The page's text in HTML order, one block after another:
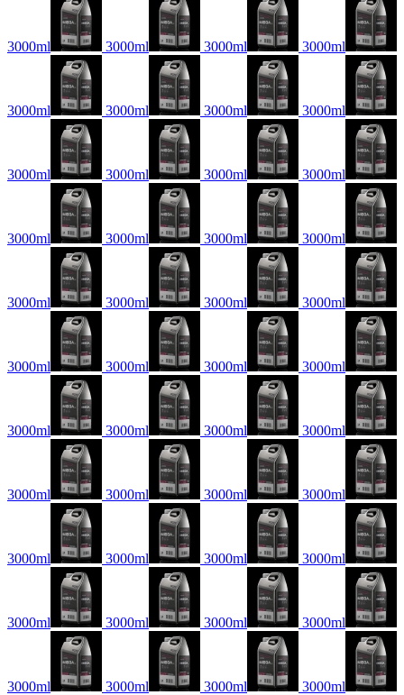
3000ml 3000ml 3000ml 3000ml
3000ml 3000ml 3000ml 3000ml
3000ml 3000ml 3000ml 3000ml
3000ml 3000ml 3000ml 3000ml
3000ml 3000ml 3000ml 3000ml
3000ml 3000ml 3000ml 3000ml
3000ml 3000ml 3000ml 3000ml
3000ml 3000ml 3000ml 3000ml
3000ml 3000ml 3000ml 3000ml
3000ml 3000ml 3000ml 3000ml
3000ml 3000ml 3000ml 3000ml